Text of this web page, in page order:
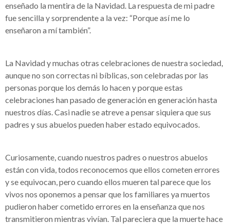
enseñado la mentira de la Navidad. La respuesta de mi padre
fue sencilla y sorprendente a la vez: “Porque así me lo
enseñaron a mí también”.
La Navidad y muchas otras celebraciones de nuestra sociedad,
aunque no son correctas ni bíblicas, son celebradas por las
personas porque los demás lo hacen y porque estas
celebraciones han pasado de generación en generación hasta
nuestros días. Casi nadie se atreve a pensar siquiera que sus
padres y sus abuelos pueden haber estado equivocados.
Curiosamente, cuando nuestros padres o nuestros abuelos
están con vida, todos reconocemos que ellos cometen errores
y se equivocan, pero cuando ellos mueren tal parece que los
vivos nos oponemos a pensar que los familiares ya muertos
pudieron haber cometido errores en la enseñanza que nos
transmitieron mientras vivían. Tal pareciera que la muerte hace